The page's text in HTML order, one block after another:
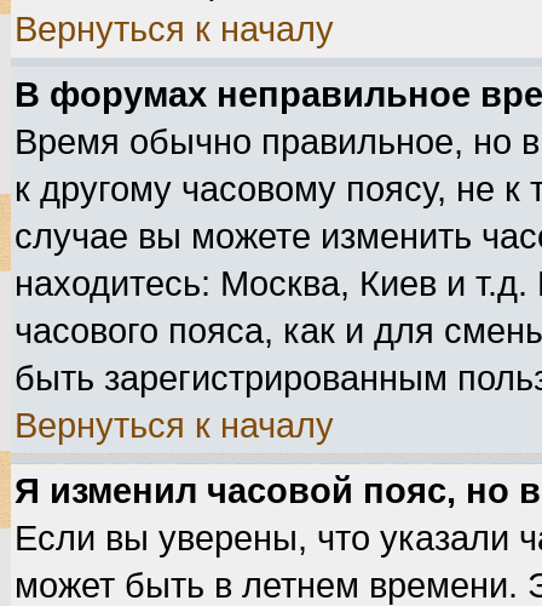
Вернуться к началу
В форумах неправильное
Время обычно правильное, но
к другому часовому поясу, не
случае вы можете изменить
находитесь: Москва, Киев и
часового пояса, как и для
быть зарегистрированным
Вернуться к началу
Я изменил часовой пояс, но
Если вы уверены, что указали
может быть в летнем времени.